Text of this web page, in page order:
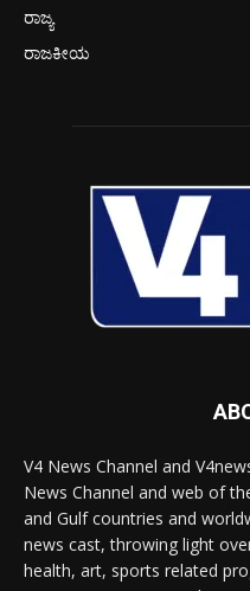
ರಾಜ್ಯ
ರಾಜಕೀಯ
V4 News Channel and
News Channel and web of
and Gulf countries and
news cast, throwing light
health, art, sports related